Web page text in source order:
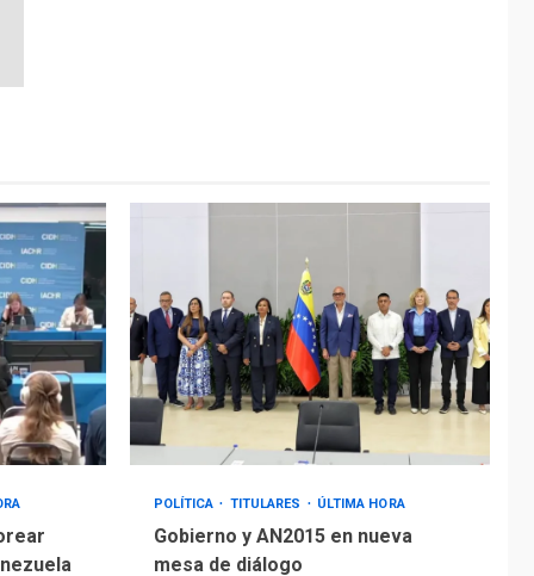
POLÍTICA TITULARES ÚLTIMA HORA
Gobierno y AN2015 en nueva
mesa de diálogo